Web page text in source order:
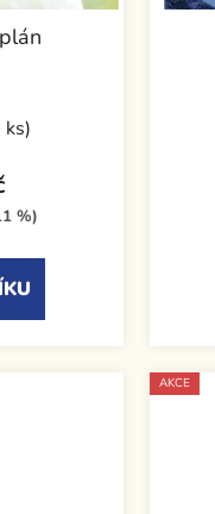
ks)
%)
AKCE